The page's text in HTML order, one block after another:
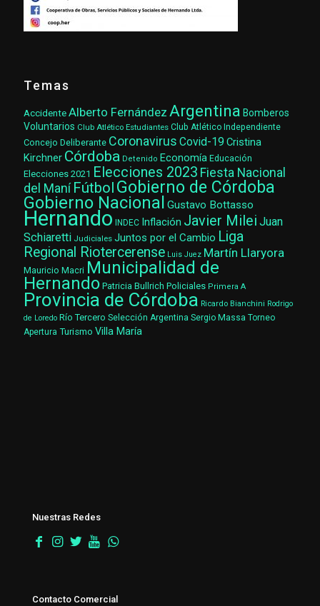
Temas
AccidenteAlberto Fernández Argentina Bomberos
Voluntarios Club Atlético Estudiantes Club Atlético Independiente
Concejo Deliberante Coronavirus Covid-19 Cristina
Kirchner Córdoba Detenido Economía Educación
Elecciones 2021 Elecciones 2023 Fiesta Nacional
del Maní Fútbol Gobierno de Córdoba
Gobierno Nacional Gustavo Bottasso
Hernando INDEC Inflación Javier Milei Juan
Schiaretti Judiciales Juntos por el Cambio Liga
Regional Riotercerense Luis Juez Martín Llaryora
Mauricio Macri Municipalidad de
Hernando Patricia Bullrich Policiales Primera A
Provincia de Córdoba Ricardo Bianchini Rodrigo
de Loredo Río Tercero Selección Argentina Sergio Massa Torneo
Apertura Turismo Villa María
Nuestras Redes
Contacto Comercial